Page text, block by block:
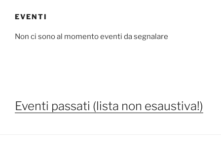
EVENTI
Non ci sono al momento eventi da segnalare
Eventi passati (lista non esaustiva!)